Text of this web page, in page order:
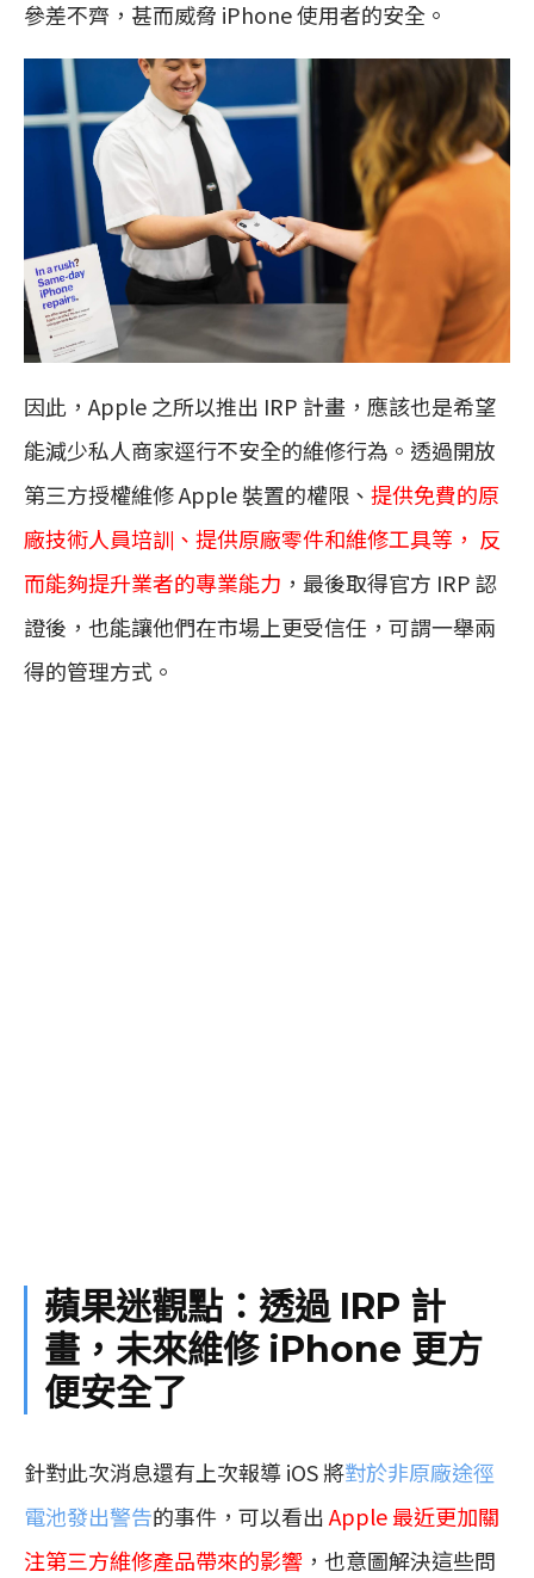
參差不齊，甚而威脅 iPhone 使用者的安全。
因此，Apple 之所以推出 IRP 計畫，應該也是希望
能減少私人商家逕行不安全的維修行為。透過開放
第三方授權維修 Apple 裝置的權限、 提供免費的原
廠技術人員培訓、提供原廠零件和維修工具等， 反
而能夠提升業者的專業能力 ，最後取得官方 IRP 認
證後，也能讓他們在市場上更受信任，可謂一舉兩
得的管理方式。
蘋果迷觀點：透過 IRP 計
畫，未來維修 iPhone 更方
便安全了
針對此次消息還有上次報導 iOS 將對於非原廠途徑
電池發出警告的事件，可以看出Apple 最近更加關
注第三方維修產品帶來的影響 ，也意圖解決這些問